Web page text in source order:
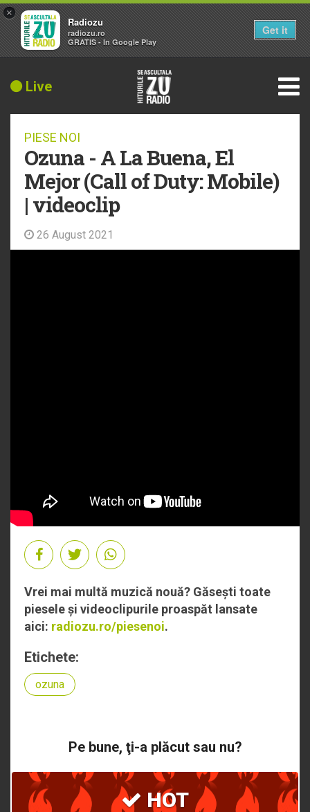
Live
PIESE NOI
Ozuna - A La Buena, El
Mejor (Call of Duty: Mobile)
| videoclip
26 August 2021
Vrei mai multă muzică nouă? Găsești toate
piesele și videoclipurile proaspăt lansate
aici: radiozu.ro/piesenoi.
Etichete:
ozuna
Pe bune, ţi-a plăcut sau nu?
HOT
×
Radiozu
radiozu.ro
GRATIS - In Google Play
Get it